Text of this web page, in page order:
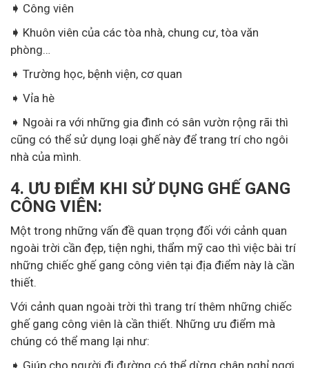
➧ Công viên
➧ Khuôn viên của các tòa nhà, chung cư, tòa văn
phòng…
➧ Trường học, bệnh viện, cơ quan
➧ Vỉa hè
➧ Ngoài ra với những gia đình có sân vườn rộng rãi thì
cũng có thể sử dụng loại ghế này để trang trí cho ngôi
nhà của mình.
4. ƯU ĐIỂM KHI SỬ DỤNG GHẾ GANG
CÔNG VIÊN:
Một trong những vấn đề quan trọng đối với cảnh quan
ngoài trời cần đẹp, tiện nghi, thẩm mỹ cao thì việc bài trí
những chiếc ghế gang công viên tại địa điểm này là cần
thiết.
Với cảnh quan ngoài trời thì trang trí thêm những chiếc
ghế gang công viên là cần thiết. Những ưu điểm mà
chúng có thể mang lại như:
➧ Giúp cho người đi đường có thể dừng chân nghỉ ngơi